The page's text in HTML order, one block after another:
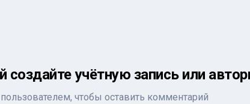
учётную запись или
чтобы оставить комментарий